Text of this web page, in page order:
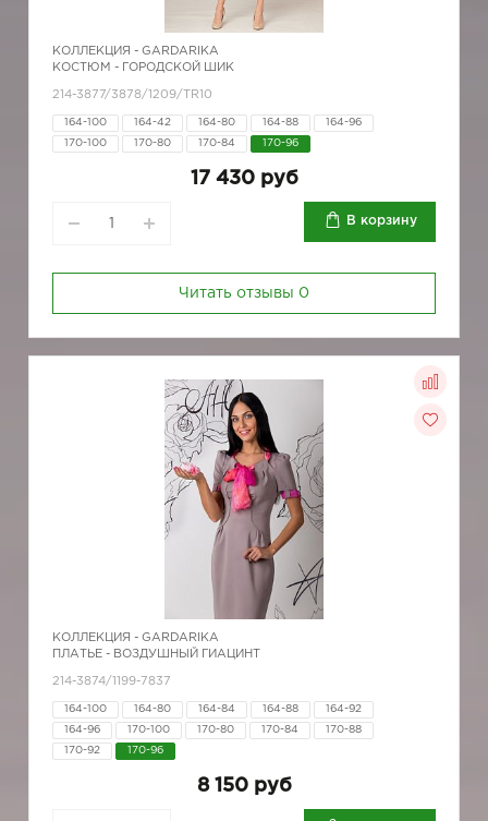
КОЛЛЕКЦИЯ - GARDARIKA
КОСТЮМ - ГОРОДСКОЙ ШИК
214-3877/3878/1209/TR10
164-100 164-42 164-80 164-88 164-96
170-100 170-80 170-84 170-96
17 430 руб
В корзину
Читать отзывы 0
КОЛЛЕКЦИЯ - GARDARIKA
ПЛАТЬЕ - ВОЗДУШНЫЙ ГИАЦИНТ
214-3874/1199-7837
164-100 164-80 164-84 164-88 164-92
164-96 170-100 170-80 170-84 170-88
170-92 170-96
8 150 руб